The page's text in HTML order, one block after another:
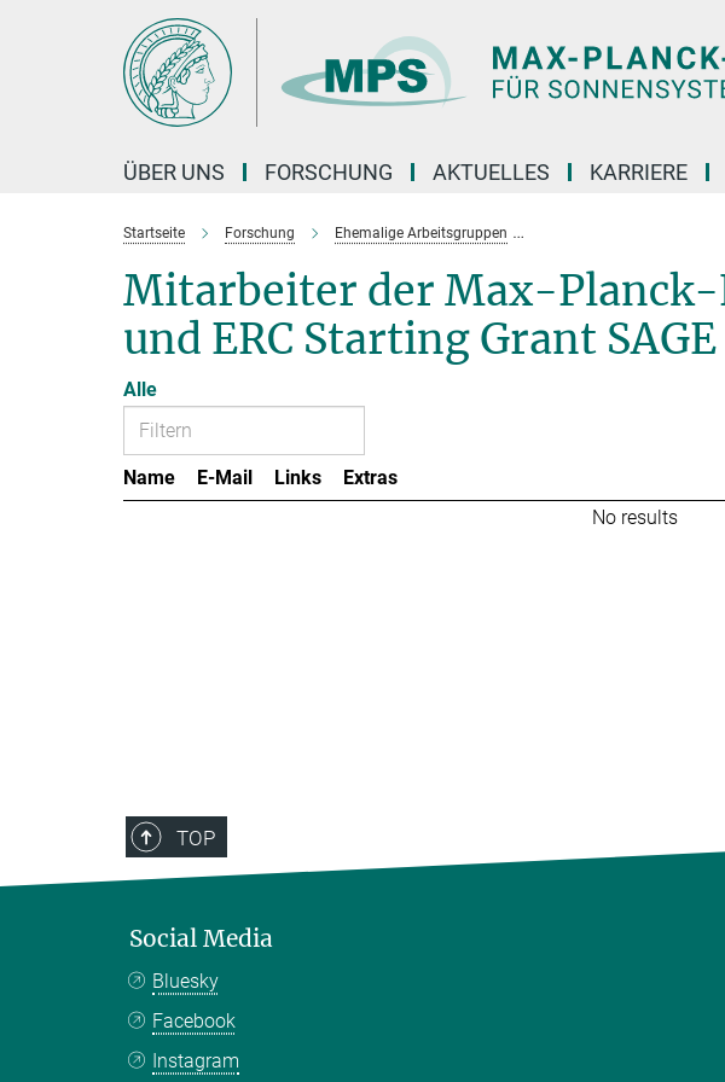
ÜBER UNS FORSCHUNG AKTUELLES KARRIERE
Startseite Forschung Ehemalige Arbeitsgruppen
Mitarbeiter der Max-Planck-
und ERC Starting Grant SAGE
Alle
Name E-Mail Links
Extras
No results
TOP
Social Media
Bluesky
Facebook
Instagram